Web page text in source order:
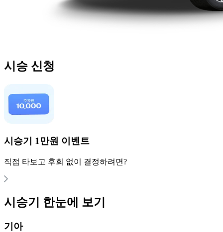
시승 신청
시승기 1만원 이벤트
직접 타보고 후회 없이 결정하려면?
시승기 한눈에 보기
기아